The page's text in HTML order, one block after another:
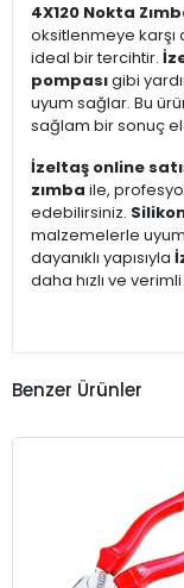
4X120 Nokta
oksitlenmeye karşı
ideal bir tercihtir.
pompasıgibi
uyum sağlar. Bu
sağlam bir sonuç
İzeltaş online
zımba ile,
edebilirsiniz.
malzemelerle
dayanıklı yapısıyla
daha hızlı ve
Benzer Ürünler